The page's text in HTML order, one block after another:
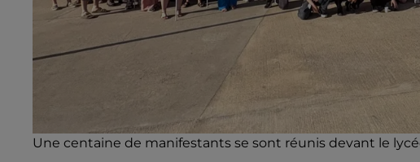
Une centaine de manifestants se sont réunis devant le